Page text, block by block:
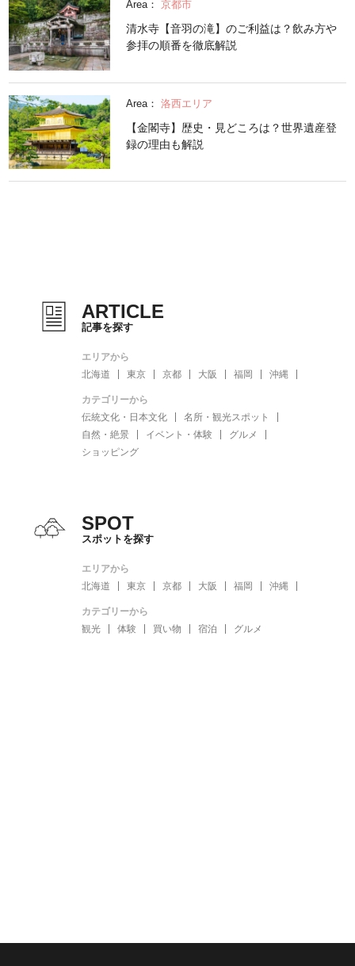
Area： 京都市
清水寺【音羽の滝】のご利益は？飲み方や
参拝の順番を徹底解説
Area： 洛西エリア
【金閣寺】歴史・見どころは？世界遺産登
録の理由も解説
ARTICLE
記事を探す
エリアから
北海道
東京 京都 大阪 福岡 沖縄
カテゴリーから
伝統文化・日本文化
名所・観光スポット
自然・絶景
イベント・体験
グルメ
ショッピング
SPOT
スポットを探す
エリアから
北海道
東京 京都 大阪 福岡 沖縄
カテゴリーから
観光
体験 買い物 宿泊 グルメ